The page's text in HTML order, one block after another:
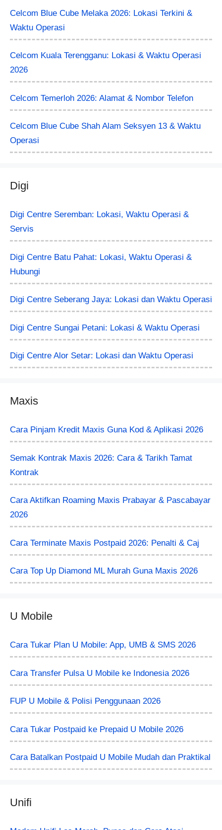
Celcom Blue Cube Melaka 2026: Lokasi Terkini &
Waktu Operasi
Celcom Kuala Terengganu: Lokasi & Waktu Operasi
2026
Celcom Temerloh 2026: Alamat & Nombor Telefon
Celcom Blue Cube Shah Alam Seksyen 13 & Waktu
Operasi
Digi
Digi Centre Seremban: Lokasi, Waktu Operasi &
Servis
Digi Centre Batu Pahat: Lokasi, Waktu Operasi &
Hubungi
Digi Centre Seberang Jaya: Lokasi dan Waktu Operasi
Digi Centre Sungai Petani: Lokasi & Waktu Operasi
Digi Centre Alor Setar: Lokasi dan Waktu Operasi
Maxis
Cara Pinjam Kredit Maxis Guna Kod & Aplikasi 2026
Semak Kontrak Maxis 2026: Cara & Tarikh Tamat
Kontrak
Cara Aktifkan Roaming Maxis Prabayar & Pascabayar
2026
Cara Terminate Maxis Postpaid 2026: Penalti & Caj
Cara Top Up Diamond ML Murah Guna Maxis 2026
U Mobile
Cara Tukar Plan U Mobile: App, UMB & SMS 2026
Cara Transfer Pulsa U Mobile ke Indonesia 2026
FUP U Mobile & Polisi Penggunaan 2026
Cara Tukar Postpaid ke Prepaid U Mobile 2026
Cara Batalkan Postpaid U Mobile Mudah dan Praktikal
Unifi